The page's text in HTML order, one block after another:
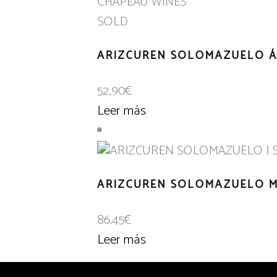
SOLD
ARIZCUREN SOLOMAZUELO
52,90€
Leer más
ARIZCUREN SOLOMAZUELO
86,45€
Leer más